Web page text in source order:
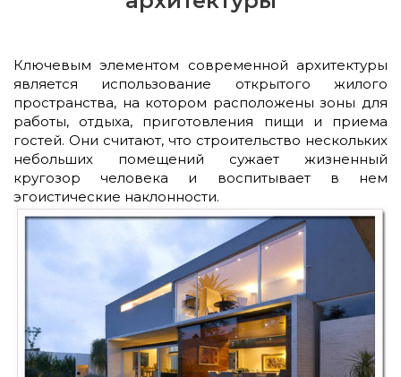
Ключевым элементом современной архитектуры
является использование открытого жилого
пространства, на котором расположены зоны для
работы, отдыха, приготовления пищи и приема
гостей. Они считают, что строительство нескольких
небольших помещений сужает жизненный
кругозор человека и воспитывает в нем
эгоистические наклонности.